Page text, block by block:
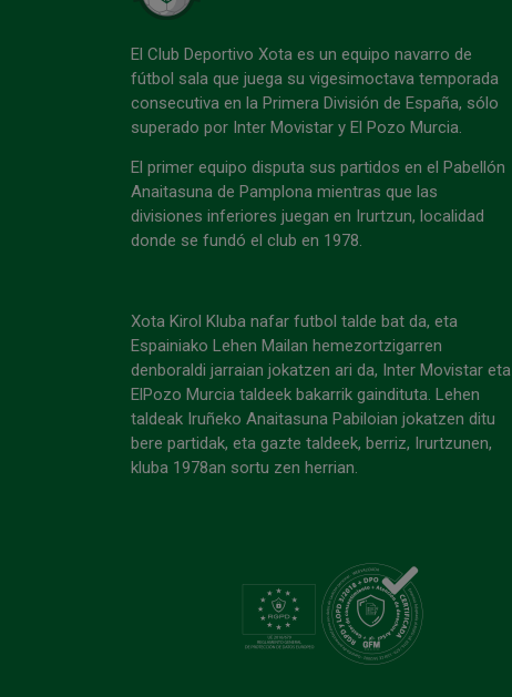
El Club Deportivo Xota es un equipo navarro de
fútbol sala que juega su vigesimoctava temporada
consecutiva en la Primera División de España, sólo
superado por Inter Movistar y El Pozo Murcia.
El primer equipo disputa sus partidos en el Pabellón
Anaitasuna de Pamplona mientras que las
divisiones inferiores juegan en Irurtzun, localidad
donde se fundó el club en 1978.
Xota Kirol Kluba nafar futbol talde bat da, eta
Espainiako Lehen Mailan hemezortzigarren
denboraldi jarraian jokatzen ari da, Inter Movistar eta
ElPozo Murcia taldeek bakarrik gaindituta. Lehen
taldeak Iruñeko Anaitasuna Pabiloian jokatzen ditu
bere partidak, eta gazte taldeek, berriz, Irurtzunen,
kluba 1978an sortu zen herrian.